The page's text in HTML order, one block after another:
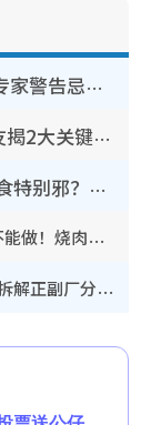
行李清洁｜车轮脏过马桶58倍！专家警告忌用酒精擦 教1招免脏手除菌
装修拆铁闸随时变贼人目标？网友揭2大关键用途：装新款等于白装？附新旧铁闸分别
鬼门开2026｜农历七月撞正日全食特别邪？专家警告切忌做一事！揭4大禁忌+2招保平安
鬼门开2026｜8.13鬼节禁忌 22件事不能做！烧肉、刺身要少食？半夜勿吹口哨/打给个电话
网传公立医院改用内地/副厂药？医生拆解正副厂分别，揭4类人换药随时出事